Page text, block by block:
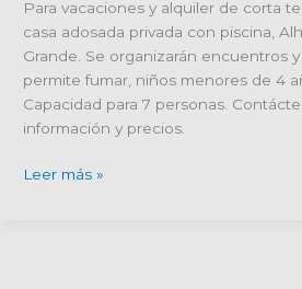
Para vacaciones y alquiler de corta
casa adosada privada con piscina,
Grande. Se organizarán encuentros
permite fumar, niños menores de 4
Capacidad para 7 personas.
información y precios.
Referencia
Leer más »